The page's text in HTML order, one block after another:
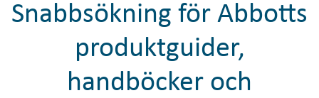
Snabbsökning för Abbotts
produktguider,
handböcker och